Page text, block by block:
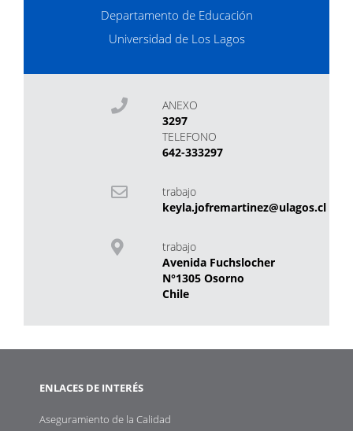
Departamento de Educación
Universidad de Los Lagos
ANEXO
3297
TELEFONO
642-333297
trabajo
keyla.jofremartinez@ulagos.cl
trabajo
Avenida Fuchslocher
N°1305 Osorno
Chile
ENLACES DE INTERÉS
Aseguramiento de la Calidad